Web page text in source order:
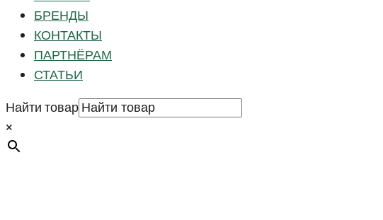
БРЕНДЫ
КОНТАКТЫ
ПАРТНЁРАМ
СТАТЬИ
Найти товар
×